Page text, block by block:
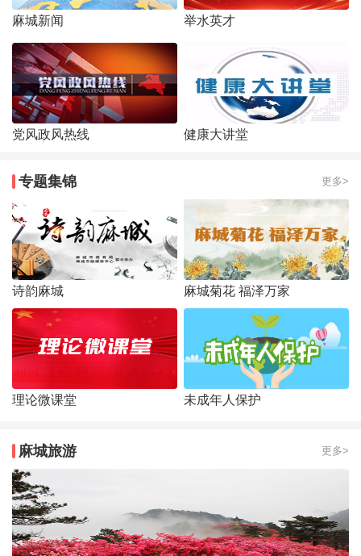
麻城新闻 举水英才
党风政风热线 健康大讲堂
专题集锦 更多>
诗韵麻城 麻城菊花 福泽万家
理论微课堂 未成年人保护
麻城旅游 更多>